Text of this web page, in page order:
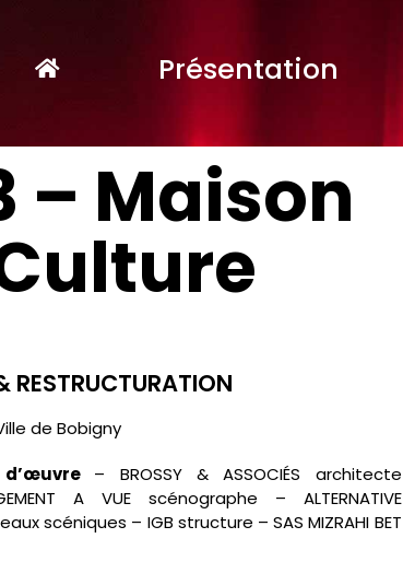
Présentation
– Maison
RESTRUCTURATION
de Bobigny
–
BROSSY & ASSOCIÉS architecte
A VUE scénographe – ALTERNATIVE
scéniques – IGB structure – SAS MIZRAHI BET